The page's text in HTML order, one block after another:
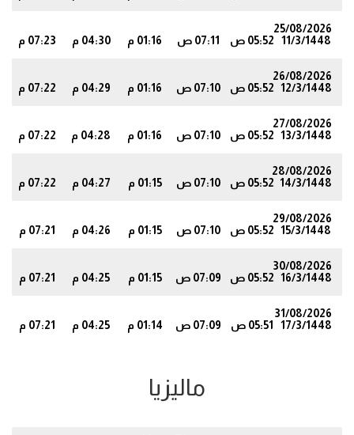
25/08/2026
11/3/1448
05:52 ص 07:11 ص 01:16 م 04:30 م 07:23 م
26/08/2026
12/3/1448 05:52 ص 07:10 ص 01:16 م 04:29 م 07:22 م
27/08/2026
13/3/1448 05:52 ص 07:10 ص 01:16 م 04:28 م 07:22 م
28/08/2026
14/3/1448 05:52 ص 07:10 ص 01:15 م 04:27 م 07:22 م
29/08/2026
15/3/1448 05:52 ص 07:10 ص 01:15 م 04:26 م 07:21 م
30/08/2026
16/3/1448 05:52 ص 07:09 ص 01:15 م 04:25 م 07:21 م
31/08/2026
17/3/1448
05:51 ص 07:09 ص 01:14 م 04:25 م 07:21 م
ماليزيا